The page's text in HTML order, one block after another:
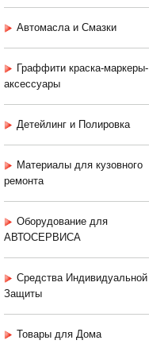
Автомасла и Смазки
Граффити краска-маркеры-
аксессуары
Детейлинг и Полировка
Материалы для кузовного
ремонта
Оборудование для
АВТОСЕРВИСА
Средства Индивидуальной
Защиты
Товары для Дома